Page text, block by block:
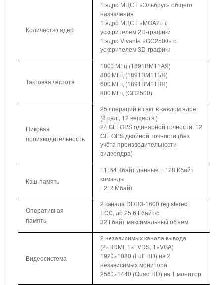
Количество ядер
1 ядро МЦСТ «Эльбрус» общего
назначения
1 ядро МЦСТ «MGA2» с
ускорителем 2D-графики
1 ядро Vivante «GC2500» с
ускорителем 3D-графики
Тактовая частота
1000 МГц (1891ВМ11АЯ)
800 МГц (1891ВМ11БЯ)
600 МГц (1891ВМ11ВЯ)
800 МГц (GC2500)
Пиковая
производительность
25 операций в такт в каждом ядре
(8 цел., 12 веществ.)
24 GFLOPS одинарной точности, 12
GFLOPS двойной точности (без
учёта производительности
видеоядра)
Кэш-память
L1: 64 Кбайт данные + 128 Кбайт
команды
L2: 2 Мбайт
Оперативная
память
2 канала DDR3-1600 registered
ECC, до 25,6 Гбайт/с
32 Гбайт максимальный объём
Видеосистема
2 независимых канала вывода
(2×HDMI, 1×LVDS, 1×VGA)
1920×1080 (Full HD) на 2
независимых монитора
2560×1440 (Quad HD) на 1 монитор